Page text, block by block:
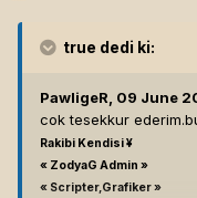
true dedi ki:
PawligeR, 09 June
cok tesekkur
Rakibi Kendisi ¥
« ZodyaG Admin »
« Scripter,Grafiker »